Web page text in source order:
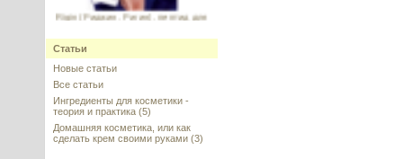
Rigin (Риджин, Ригин), пептид для
упругости и эластичности кожи,
Статьи
Новые статьи
Все статьи
Ингредиенты для косметики -
теория и практика (5)
Домашняя косметика, или как
сделать крем своими руками (3)